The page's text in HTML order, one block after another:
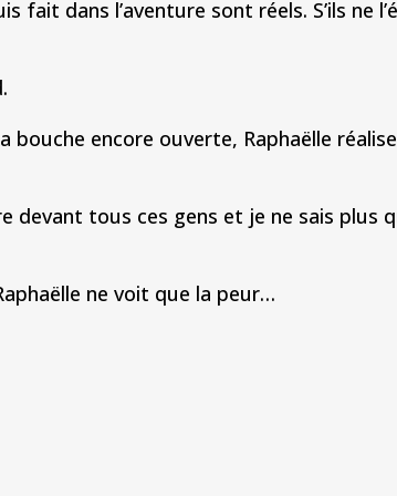
dans l’aventure sont réels. S’ils ne
encore ouverte, Raphaëlle
devant tous ces gens et je ne sais plus
ne voit que la peur…